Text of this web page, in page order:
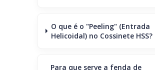
O que é o "Peeling" (Entrada
Helicoidal) no Cossinete HSS?
Para que serve a fenda de